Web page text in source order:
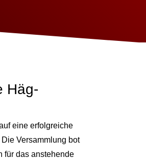
Häg-
eine erfolgreiche
Versammlung bot
für das anstehende